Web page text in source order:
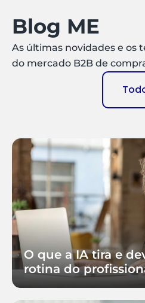
Blog ME
As últimas novidades e os
do mercado B2B de
O que a IA tira e
rotina do